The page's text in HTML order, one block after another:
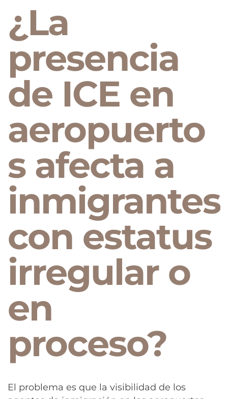
¿La
presencia
de ICE en
aeropuerto
s afecta a
inmigrantes
con estatus
irregular o
en
proceso?
El problema es que la visibilidad de los